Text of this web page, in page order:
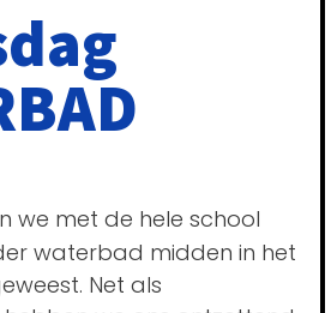
we met de hele school
waterbad midden in het
Net als